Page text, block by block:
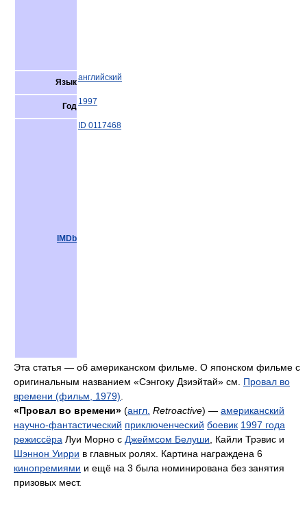
Языканглийский
Год 1997
IMDb
ID 0117468
Эта статья — об американском фильме. О японском фильме с
оригинальным названием «Сэнгоку Дзиэйтай» см. Провал во
времени (фильм, 1979)
«Провал во времени» (англ. Retroactive) — американский
научно-фантастический приключенческий боевик 1997 года
режиссёра Луи Морно с Джеймсом Белуши , Кайли Трэвис и
Шэннон Уирри в главных ролях. Картина награждена 6
кинопремиями и ещё на 3 была номинирована без занятия
призовых мест.